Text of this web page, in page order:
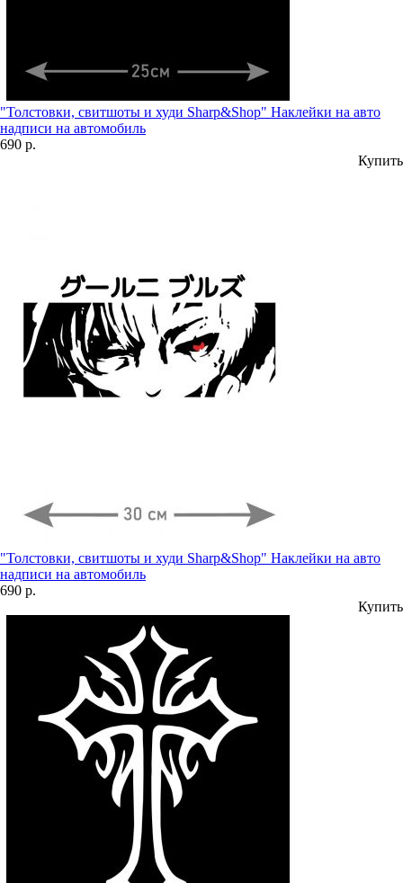
"Толстовки, свитшоты и худи Sharp&Shop" Наклейки на авто
надписи на автомобиль
690 р.
Купить
"Толстовки, свитшоты и худи Sharp&Shop" Наклейки на авто
надписи на автомобиль
690 р.
Купить